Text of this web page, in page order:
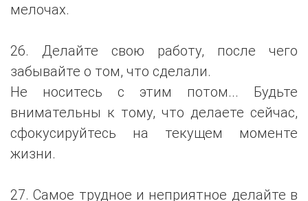
мелочах.
26. Делайте свою работу, после чего
забывайте о том, что сделали.
Не носитесь с этим потом... Будьте
внимательны к тому, что делаете сейчас,
сфокусируйтесь на текущем моменте
жизни.
27. Самое трудное и неприятное делайте в